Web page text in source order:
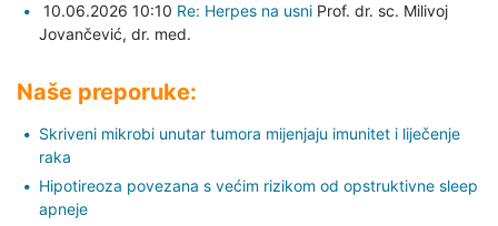
10.06.2026 10:10 Re: Herpes na usni Prof. dr. sc. Milivoj
Jovančević, dr. med.
Naše preporuke:
Skriveni mikrobi unutar tumora mijenjaju imunitet i liječenje
raka
Hipotireoza povezana s većim rizikom od opstruktivne sleep
apneje